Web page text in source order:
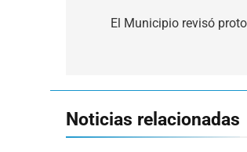
El Municipio revisó
Noticias relacionadas